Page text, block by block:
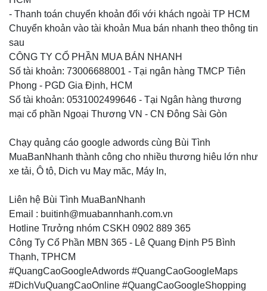
- Thanh toán chuyển khoản đối với khách ngoài TP HCM
Chuyển khoản vào tài khoản Mua bán nhanh theo thông tin
sau
CÔNG TY CỔ PHẦN MUA BÁN NHANH
Số tài khoản: 73006688001 - Tại ngân hàng TMCP Tiên
Phong - PGD Gia Định, HCM
Số tài khoản: 0531002499646 - Tại Ngân hàng thương
mại cổ phần Ngoại Thương VN - CN Đông Sài Gòn
Chạy quảng cáo google adwords cùng Bùi Tình
MuaBanNhanh thành công cho nhiều thương hiêu lớn như
xe tải, Ô tô, Dich vu May măc, Máy In,
Liên hệ Bùi Tình MuaBanNhanh
Email : buitinh@muabannhanh.com.vn
Hotline Trưởng nhóm CSKH 0902 889 365
Công Ty Cổ Phần MBN 365 - Lê Quang Định P5 Bình
Thạnh, TPHCM
#QuangCaoGoogleAdwords #QuangCaoGoogleMaps
#DichVuQuangCaoOnline #QuangCaoGoogleShopping